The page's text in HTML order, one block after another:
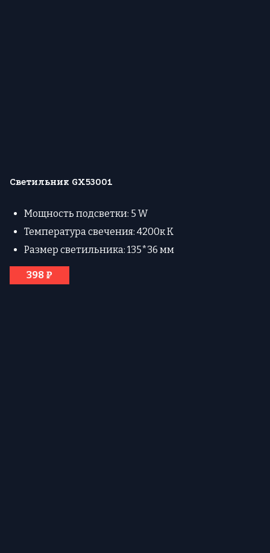
Светильник GX53001
Мощность подсветки: 5 W
Температура свечения: 4200к К
Размер светильника: 135*36 мм
398 ₽